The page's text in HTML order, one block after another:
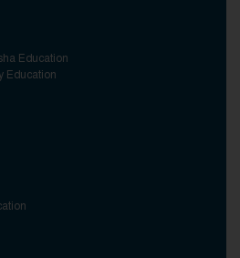
Education
Education